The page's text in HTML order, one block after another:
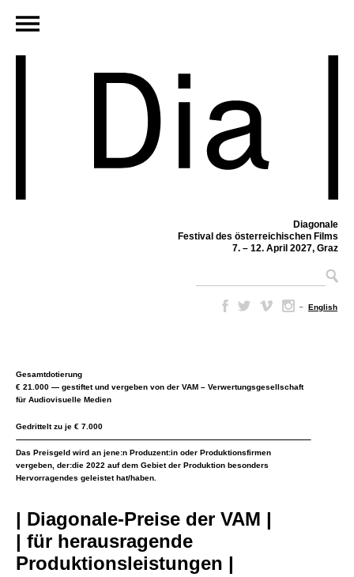
Diagonale
Festival des österreichischen Films
7. – 12. April 2027, Graz
– English
Gesamtdotierung
€ 21.000 — gestiftet und vergeben von der VAM – Verwertungsgesellschaft
für Audiovisuelle Medien
Gedrittelt zu je € 7.000
Das Preisgeld wird an jene:n Produzent:in oder Produktionsfirmen
vergeben, der:die 2022 auf dem Gebiet der Produktion besonders
Hervorragendes geleistet hat/haben.
| Diagonale-Preise der VAM |
| für herausragende
Produktionsleistungen |